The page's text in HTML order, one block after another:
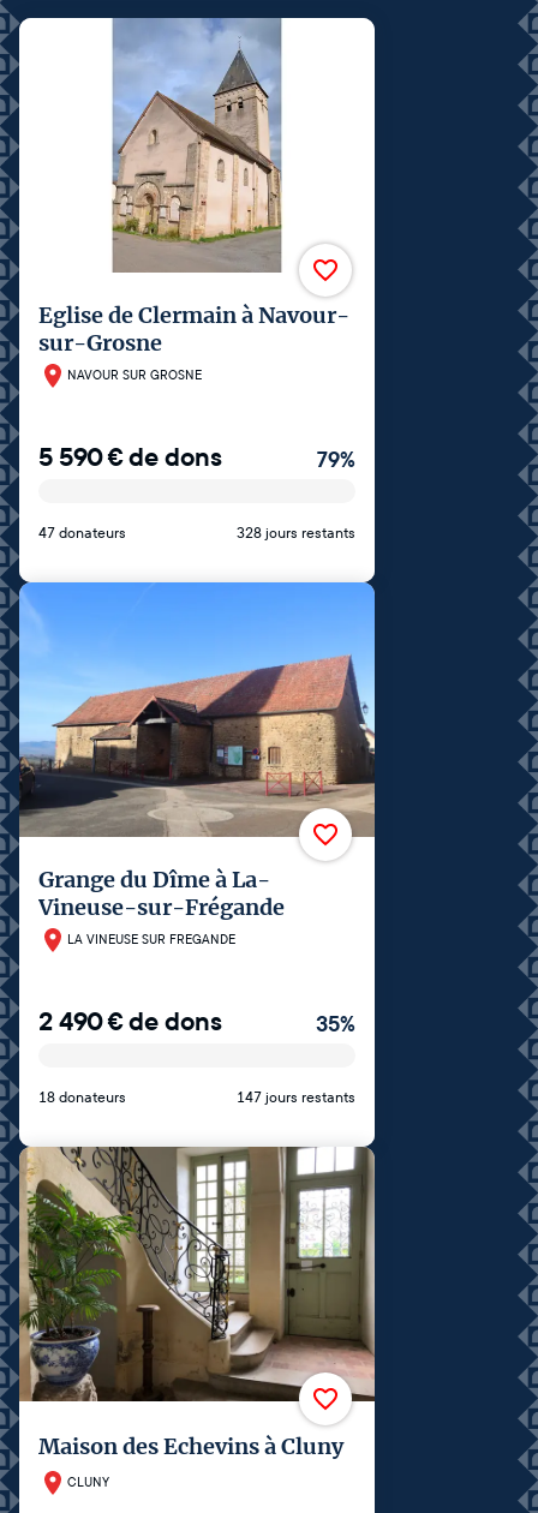
Eglise de Clermain à Navour-
sur-Grosne
NAVOUR SUR GROSNE
5 590€de dons 79%
47 donateurs 328 jours restants
Grange du Dîme à La-
Vineuse-sur-Frégande
LA VINEUSE SUR FREGANDE
2 490€de dons 35%
18 donateurs 147 jours restants
Maison des Echevins à Cluny
CLUNY